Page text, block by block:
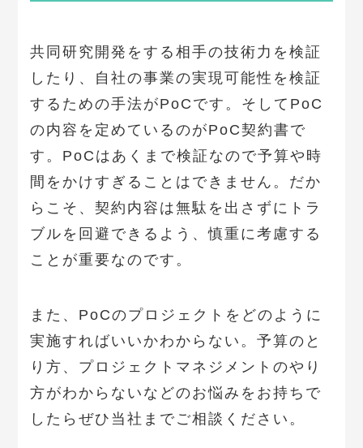
共同研究開発をする相手の技術力を検証
したり、自社の事業の実現可能性を検証
するための手法がPoCです。そしてPoC
の内容を定めているのがPoC契約書で
す。PoCはあくまで検証なので予算や時
間をかけすぎることはできません。だか
らこそ、契約内容は無駄を出さずにトラ
ブルを回避できるよう、慎重に考慮する
ことが重要なのです。
また、PoCのプロジェクトをどのように
実施すればいいかわからない。予算のと
り方、プロジェクトマネジメントのやり
方がわからないなどのお悩みをお持ちで
したらぜひ当社までご相談ください。